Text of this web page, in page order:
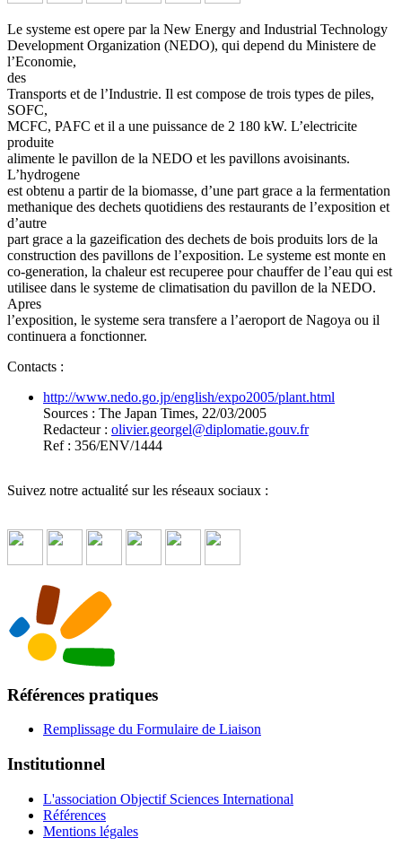
Le systeme est opere par la New Energy and Industrial Technology
Development Organization (NEDO), qui depend du Ministere de
l’Economie,
des
Transports et de l’Industrie. Il est compose de trois types de piles,
SOFC,
MCFC, PAFC et il a une puissance de 2 180 kW. L’electricite
produite
alimente le pavillon de la NEDO et les pavillons avoisinants.
L’hydrogene
est obtenu a partir de la biomasse, d’une part grace a la fermentation
methanique des dechets quotidiens des restaurants de l’exposition et
d’autre
part grace a la gazeification des dechets de bois produits lors de la
construction des pavillons de l’exposition. Le systeme est monte en
co-generation, la chaleur est recuperee pour chauffer de l’eau qui est
utilisee dans le systeme de climatisation du pavillon de la NEDO.
Apres
l’exposition, le systeme sera transfere a l’aeroport de Nagoya ou il
continuera a fonctionner.
Contacts :
http://www.nedo.go.jp/english/expo2005/plant.html
Sources : The Japan Times, 22/03/2005
Redacteur : olivier.georgel@diplomatie.gouv.fr
Ref : 356/ENV/1444
Suivez notre actualité sur les réseaux sociaux :
Références pratiques
Remplissage du Formulaire de Liaison
Institutionnel
L'association Objectif Sciences International
Références
Mentions légales